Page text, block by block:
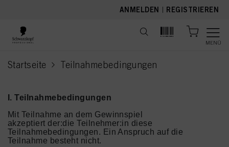
ANMELDEN | REGISTRIEREN
MENÜ
Startseite Teilnahmebedingungen
current page
I. Teilnahmebedingungen
Mit Teilnahme an dem Gewinnspiel
akzeptiert der:die Teilnehmer:in diese
Teilnahmebedingungen. Ein Anspruch auf die
Teilnahme besteht nicht.